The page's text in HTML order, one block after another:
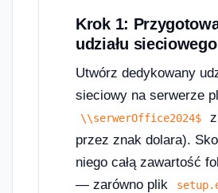
Krok 1:
udziału sieciowego
Utwórz dedykowany
sieciowy na serwerze
\\serwerOffice2024$
przez znak dolara).
niego całą zawartość
— zarówno plik